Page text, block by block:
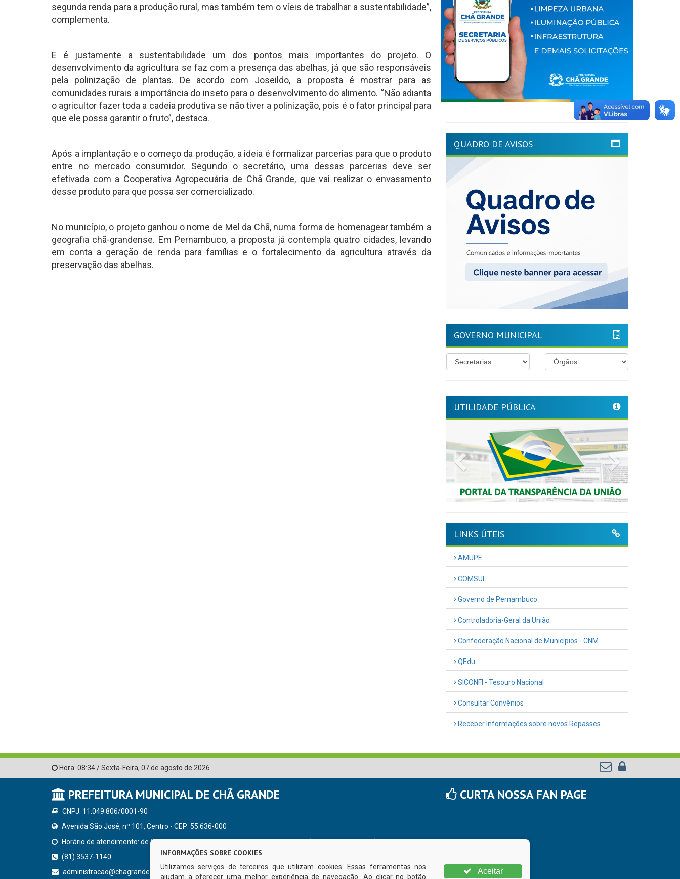
segunda renda para a produção rural, mas também tem o víeis de trabalhar a sustentabilidade”,
complementa.
E é justamente a sustentabilidade um dos pontos mais importantes do projeto. O
desenvolvimento da agricultura se faz com a presença das abelhas, já que são responsáveis
pela polinização de plantas. De acordo com Joseildo, a proposta é mostrar para as
comunidades rurais a importância do inseto para o desenvolvimento do alimento. “Não adianta
o agricultor fazer toda a cadeia produtiva se não tiver a polinização, pois é o fator principal para
que ele possa garantir o fruto”, destaca.
Após a implantação e o começo da produção, a ideia é formalizar parcerias para que o produto
entre no mercado consumidor. Segundo o secretário, uma dessas parcerias deve ser
efetivada com a Cooperativa Agropecuária de Chã Grande, que vai realizar o envasamento
desse produto para que possa ser comercializado.
No município, o projeto ganhou o nome de Mel da Chã, numa forma de homenagear também a
geografia chã-grandense. Em Pernambuco, a proposta já contempla quatro cidades, levando
em conta a geração de renda para famílias e o fortalecimento da agricultura através da
preservação das abelhas.
QUADRO DE AVISOS
GOVERNO MUNICIPAL
UTILIDADE PÚBLICA
Previous
LINKS ÚTEIS
AMUPE
COMSUL
Governo de Pernambuco
Controladoria-Geral da União
Confederação Nacional de Municípios - CNM
QEdu
SICONFI - Tesouro Nacional
Consultar Convênios
Receber Informações sobre novos Repasses
Hora: 08:34/Sexta-Feira, 07 de agosto de 2026
PREFEITURA MUNICIPAL DE CHÃ GRANDE
CNPJ: 11.049.806/0001-90
Avenida São José, nº 101, Centro - CEP: 55.636-000
Horário de atendimento: de Segunda à Sexta, a partir das 07:00hs às 13:00hs (exceto nos feriados)
(81) 3537-1140
administracao@chagrande.pe.gov.br
CURTA NOSSA FAN PAGE
INFORMAÇÕES SOBRE COOKIES
Utilizamos serviços de terceiros que utilizam cookies. Essas ferramentas nos
ajudam a oferecer uma melhor experiência de navegação. Ao clicar no botão
Aceitar